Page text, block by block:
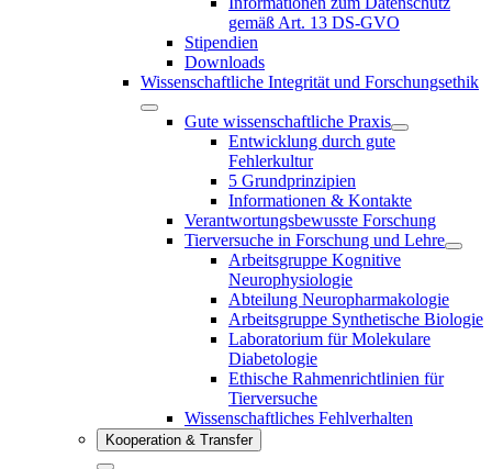
gemäß Art. 13 DS-GVO
Stipendien
Downloads
Wissenschaftliche Integrität und Forschungsethik
Gute wissenschaftliche Praxis
Entwicklung durch gute
Fehlerkultur
5 Grundprinzipien
Informationen & Kontakte
Verantwortungsbewusste Forschung
Tierversuche in Forschung und Lehre
Arbeitsgruppe Kognitive
Neurophysiologie
Abteilung Neuropharmakologie
Arbeitsgruppe Synthetische Biologie
Laboratorium für Molekulare
Diabetologie
Ethische Rahmenrichtlinien für
Tierversuche
Wissenschaftliches Fehlverhalten
Kooperation & Transfer